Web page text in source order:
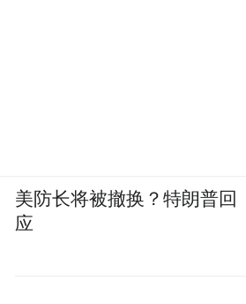
美防长将被撤换？特朗普回
应